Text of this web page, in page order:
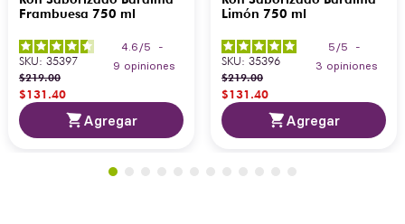
Frambuesa 750 ml
4.6 /5
-
9 opiniones
SKU: 35397
$219.00
$131.40
Agregar
Limón 750 ml
5 /5
-
3 opiniones
SKU: 35396
$219.00
$131.40
Agregar